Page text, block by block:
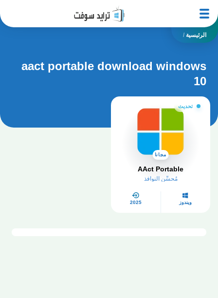
الرئيسية /
aact portable download windows
10
تحديث
مجانا
AAct Portable
مُحسِّن النوافذ
ويندوز 2025